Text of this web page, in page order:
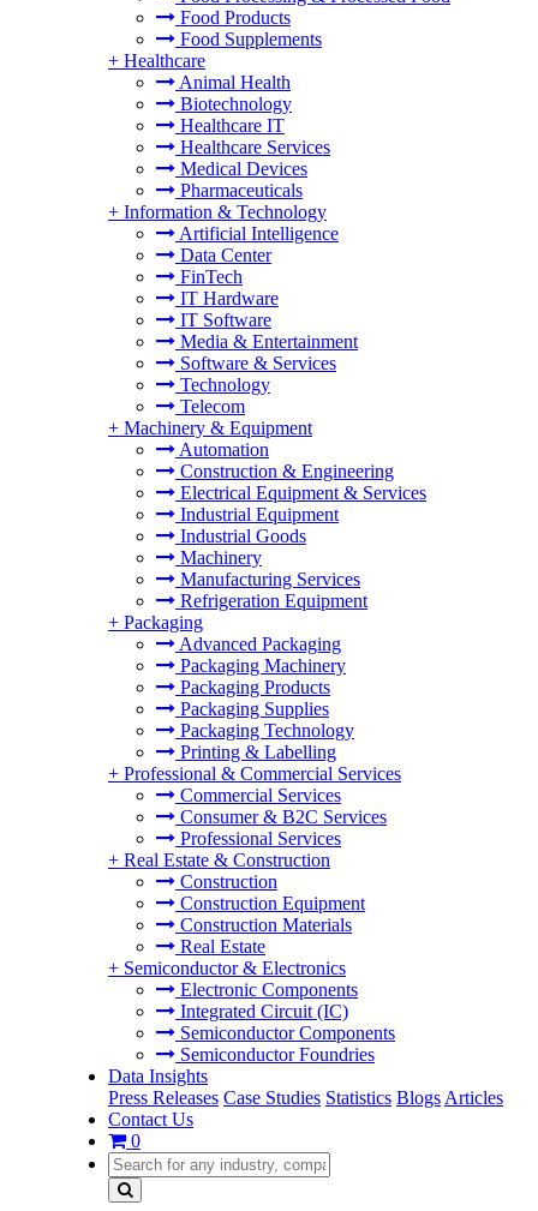
Food Products
Food Supplements
+ Healthcare
Animal Health
Biotechnology
Healthcare IT
Healthcare Services
Medical Devices
Pharmaceuticals
+ Information & Technology
Artificial Intelligence
Data Center
FinTech
IT Hardware
IT Software
Media & Entertainment
Software & Services
Technology
Telecom
+ Machinery & Equipment
Automation
Construction & Engineering
Electrical Equipment & Services
Industrial Equipment
Industrial Goods
Machinery
Manufacturing Services
Refrigeration Equipment
+ Packaging
Advanced Packaging
Packaging Machinery
Packaging Products
Packaging Supplies
Packaging Technology
Printing & Labelling
+ Professional & Commercial Services
Commercial Services
Consumer & B2C Services
Professional Services
+ Real Estate & Construction
Construction
Construction Equipment
Construction Materials
Real Estate
+ Semiconductor & Electronics
Electronic Components
Integrated Circuit (IC)
Semiconductor Components
Semiconductor Foundries
Data Insights
Press Releases Case Studies Statistics Blogs Articles
Contact Us
0